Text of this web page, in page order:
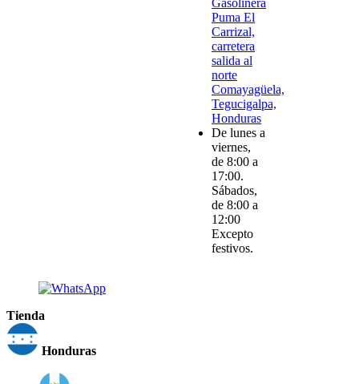
Puma El
Carrizal,
carretera
salida al
norte
Comayagüela,
Tegucigalpa,
Honduras
De lunes a
viernes,
de 8:00 a
17:00.
Sábados,
de 8:00 a
12:00
Excepto
festivos.
Tienda
Honduras